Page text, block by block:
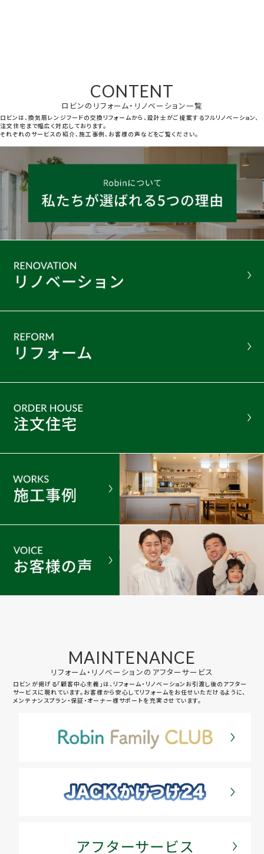
CONTENT
ロビンのリフォーム・リノベーション一覧
ロビンは、換気扇レンジフードの交換リフォームから、設計士がご提案するフルリノベーション、
注文住宅まで幅広く対応しております。
それぞれのサービスの紹介、施工事例、お客様の声などをご覧ください。
MAINTENANCE
リフォーム・リノベーションのアフターサービス
ロビンが掲げる「顧客中心主義」は、リフォーム・リノベーションお引渡し後のアフター
サービスに現れています。お客様から安心してリフォームをお任せいただけるように、
メンテナンスプラン・保証・オーナー様サポートを充実させています。